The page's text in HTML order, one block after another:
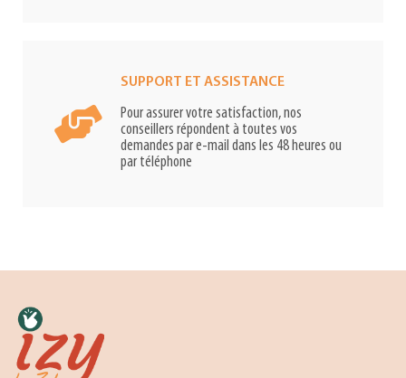
SUPPORT ET ASSISTANCE
Pour assurer votre satisfaction, nos
conseillers répondent à toutes vos
demandes par e-mail dans les 48 heures ou
par téléphone